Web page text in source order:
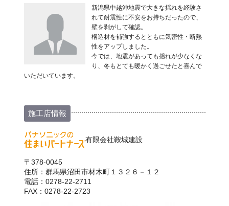
新潟県中越沖地震で大きな揺れを経験さ
れて耐震性に不安をお持ちだったので、
壁を剥がして確認。
構造材を補強するとともに気密性・断熱
性をアップしました。
今では、地震があっても揺れが少なくな
り、冬もとても暖かく過ごせたと喜んで
いただいています。
施工店情報
有限会社鞍城建設
〒378-0045
住所：群馬県沼田市材木町１３２６－１２
電話：0278-22-2711
FAX：0278-22-2723